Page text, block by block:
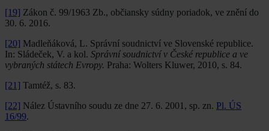
[19] Zákon č. 99/1963 Zb., občiansky súdny poriadok, ve znění do
30. 6. 2016.
[20] Madleňáková, L. Správní soudnictví ve Slovenské republice.
In: Sládeček, V. a kol. Správní soudnictví v České republice a ve
vybraných státech Evropy. Praha: Wolters Kluwer, 2010, s. 84.
[21] Tamtéž, s. 83.
[22] Nález Ústavního soudu ze dne 27. 6. 2001, sp. zn. Pl. ÚS
16/99.